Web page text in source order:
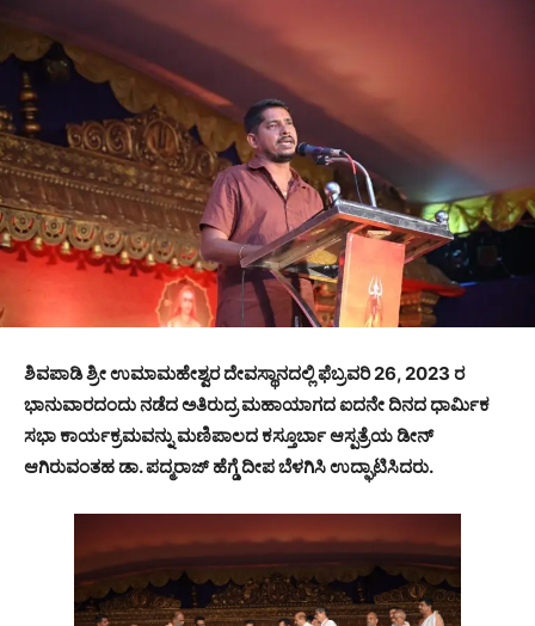
ಶಿವಪಾಡಿ ಶ್ರೀ ಉಮಾಮಹೇಶ್ವರ ದೇವಸ್ಥಾನದಲ್ಲಿ ಫೆಬ್ರವರಿ 26, 2023 ರ
ಭಾನುವಾರದಂದು ನಡೆದ ಅತಿರುದ್ರ ಮಹಾಯಾಗದ ಐದನೇ ದಿನದ ಧಾರ್ಮಿಕ
ಸಭಾ ಕಾರ್ಯಕ್ರಮವನ್ನು ಮಣಿಪಾಲದ ಕಸ್ತೂರ್ಬಾ ಆಸ್ಪತ್ರೆಯ ಡೀನ್
ಆಗಿರುವಂತಹ ಡಾ. ಪದ್ಮರಾಜ್ ಹೆಗ್ಡೆ ದೀಪ ಬೆಳಗಿಸಿ ಉದ್ಘಾಟಿಸಿದರು.